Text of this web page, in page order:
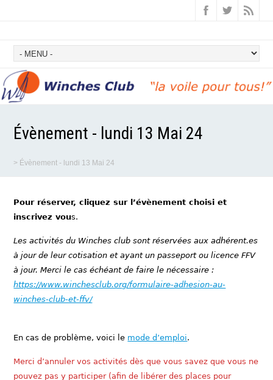
Évènement - lundi 13 Mai 24
> Évènement - lundi 13 Mai 24
Pour réserver, cliquez sur l’évènement choisi et
inscrivez vous.
Les activités du Winches club sont réservées aux adhérent.es
à jour de leur cotisation et ayant un passeport ou licence FFV
à jour. Merci le cas échéant de faire le nécessaire :
https://www.winchesclub.org/formulaire-adhesion-au-
winches-club-et-ffv/
En cas de problème, voici le mode d’emploi.
Merci d’annuler vos activités dès que vous savez que vous ne
pouvez pas y participer (afin de libérer des places pour